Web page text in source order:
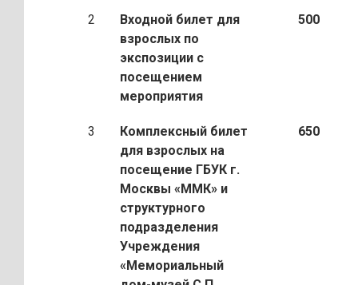
2
Входной билет для
взрослых по
экспозиции с
посещением
мероприятия
500
3
Комплексный билет
для взрослых на
посещение ГБУК г.
Москвы «ММК» и
структурного
подразделения
Учреждения
«Мемориальный
650